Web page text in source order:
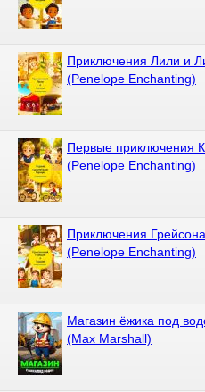
Приключения Лили и
(Penelope Enchanting)
Первые приключения
(Penelope Enchanting)
Приключения
(Penelope Enchanting)
Магазин ёжика под
(Max Marshall)